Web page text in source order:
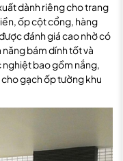
dành riêng cho trang
ốp cột cổng, hàng
đánh giá cao nhờ có
bám dính tốt và
bao gồm nắng,
gạch ốp tường khu